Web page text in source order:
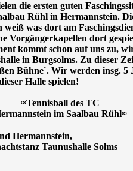
die ersten guten
Rühl in Hermannstein.
weiß was dort am
Vorgängerkapellen dort
kommt schon auf uns zu,
in Burgsolms. Zu dieser
Bühne`. Wir werden insg. 5
Halle spielen!
≈Tennisball des TC
im Saalbau Rühl≈
Hermannstein,
Taunushalle Solms